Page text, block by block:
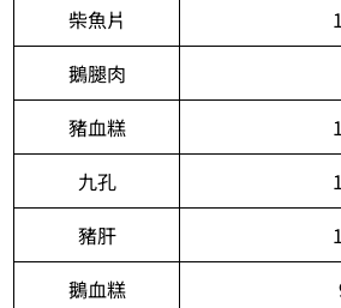
柴魚片
鵝腿肉
豬血糕
九孔
豬肝
鵝血糕